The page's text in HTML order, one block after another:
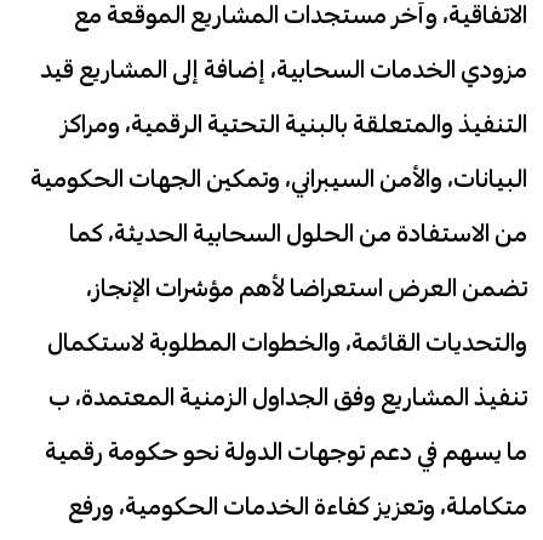
الاتفاقية، وآخر مستجدات المشاريع الموقعة مع
مزودي الخدمات السحابية، إضافة إلى المشاريع قيد
التنفيذ والمتعلقة بالبنية التحتية الرقمية، ومراكز
البيانات، والأمن السيبراني، وتمكين الجهات الحكومية
من الاستفادة من الحلول السحابية الحديثة، كما
تضمن العرض استعراضا لأهم مؤشرات الإنجاز،
والتحديات القائمة، والخطوات المطلوبة لاستكمال
تنفيذ المشاريع وفق الجداول الزمنية المعتمدة، ب
ما يسهم في دعم توجهات الدولة نحو حكومة رقمية
متكاملة، وتعزيز كفاءة الخدمات الحكومية، ورفع